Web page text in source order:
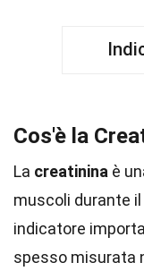
Cos'è la
La creatinina è
muscoli durante
indicatore
spesso misurata